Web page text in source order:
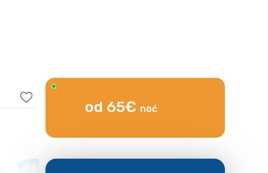
od 65€ noć